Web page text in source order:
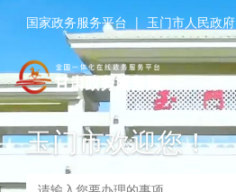
国家政务服务平台 | 玉门市人民政府
玉门市欢迎您！